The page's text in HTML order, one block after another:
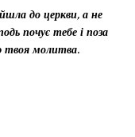
до церкви, а не
почує тебе і поза
молитва.